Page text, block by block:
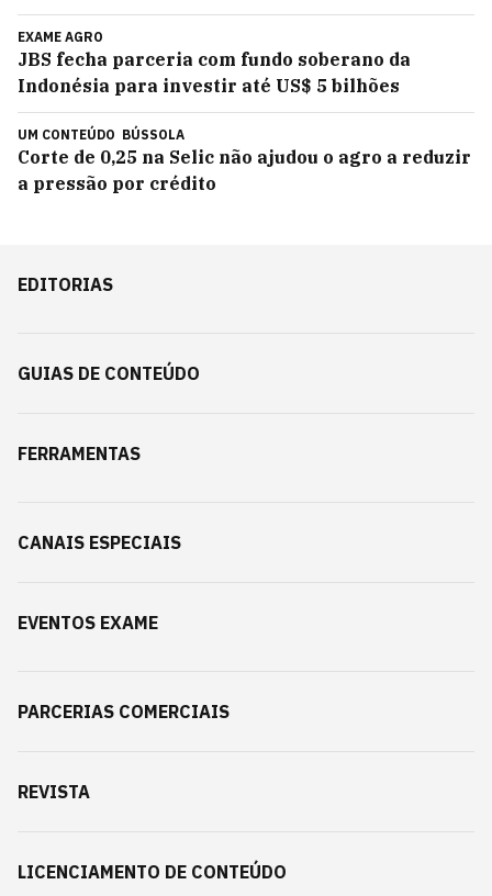
EXAME AGRO
JBS fecha parceria com fundo soberano da
Indonésia para investir até US$ 5 bilhões
UM CONTEÚDO BÚSSOLA
Corte de 0,25 na Selic não ajudou o agro a reduzir
a pressão por crédito
EDITORIAS
GUIAS DE CONTEÚDO
FERRAMENTAS
CANAIS ESPECIAIS
EVENTOS EXAME
PARCERIAS COMERCIAIS
REVISTA
LICENCIAMENTO DE CONTEÚDO